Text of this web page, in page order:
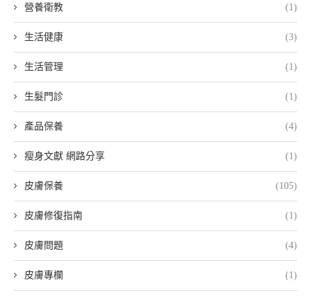
營養衛教 (1)
生活健康 (3)
生活管理 (1)
生髮門診 (1)
產品保養 (4)
瘦身文獻 網路分享 (1)
皮膚保養 (105)
皮膚修復指南 (1)
皮膚問題 (4)
皮膚專欄 (1)